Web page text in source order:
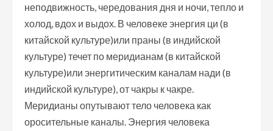
неподвижность, чередования дня и ночи, тепло и
холод, вдох и выдох. В человеке энергия ци (в
китайской культуре)или праны (в индийской
культуре) течет по меридианам (в китайской
культуре)или энергитическим каналам нади (в
индийской культуре), от чакры к чакре.
Меридианы опутывают тело человека как
оросительные каналы. Энергия человека